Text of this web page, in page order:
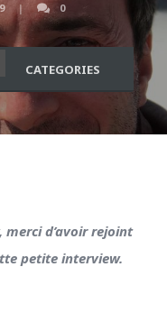
0
CATEGORIES
merci d’avoir rejoint
petite interview.